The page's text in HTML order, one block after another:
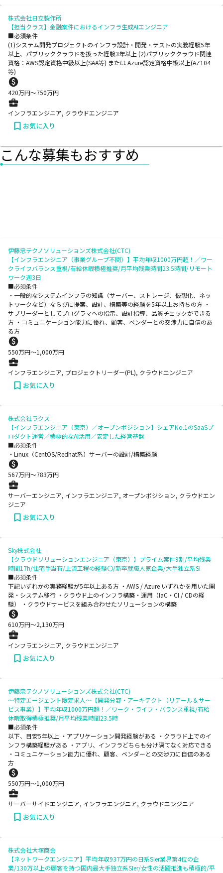
株式会社日立製作所
【担当クラス】金融案件におけるインフラ生成AIエンジニア
■必須条件
(1)システム開発プロジェクトのインフラ設計・開発・テストの実務経験5年
以上、パブリッククラウドを扱った経験3年以上 (2)パブリッククラウド関連
資格：AWS認定資格中級以上(SAA等) または Azure認定資格中級以上(AZ104
等)
420万円〜750万円
インフラエンジニア, クラウドエンジニア
お気に入り
こんな募集もおすすめ
伊藤忠テクノソリューションズ株式会社(CTC)
【インフラエンジニア（事業グループ不問）】平均年収1000万円超！／ワー
クライフバランス重視/有給休暇積極推奨/月平均残業時間23.5時間/リモート
ワーク週3日
■必須条件
・一般的なシステムインフラの知識（サーバー、ストレージ、仮想化、ネッ
トワークなど）ならびに提案、設計、構築等の経験を5年以上お持ちの方 ・
サブリーダーとしてプログラマへの指示、設計指導、品質チェックができる
方 ・コミュニケーション能力に優れ、顧客、ベンダーとの交渉力に自信のあ
る方
550万円〜1,000万円
インフラエンジニア, プロジェクトリーダー(PL), クラウドエンジニア
お気に入り
株式会社ラクス
【インフラエンジニア（東京）／オープンポジション】シェアNo.1のSaaSプ
ロダクト運営／積極的なAI活用／安定した経営基盤
■必須条件
・Linux（CentOS/Redhat系）サーバーの設計/構築経験
567万円〜783万円
サーバーエンジニア, インフラエンジニア, オープンポジション, クラウドエン
ジニア
お気に入り
Sky株式会社
【クラウドソリューションエンジニア（東京）】プライム案件9割/平均残業
時間17h/住宅手当有/上流工程の経験〇/新卒就職人気企業/大手独立系SI
■必須条件
下記いずれかの実務経験が5年以上ある方 ・AWS / Azure いずれかを用いた開
発・システム移行 ・クラウド上のインフラ構築・運用（IaC・CI / CDの経
験） ・クラウドサービスを組み合わせたソリューションの構築
610万円〜2,130万円
インフラエンジニア, クラウドエンジニア
お気に入り
伊藤忠テクノソリューションズ株式会社(CTC)
～特定エージェント限定求人～【開発分野・アーキテクト（リテール＆サー
ビス事業）】平均年収1000万円超！／ワーク・ライフ・バランス重視/有給
休暇取得積極推奨/月平均残業時間23.5時
■必須条件
以下、目安5年以上 ・アプリケーション開発経験がある ・クラウド上でのイ
ンフラ構築経験がある ・アプリ、インフラどちらも分け隔てなく対応できる
・コミュニケーション能力に優れ、顧客、ベンダーとの交渉力に自信のある
方
550万円〜1,000万円
サーバーサイドエンジニア, インフラエンジニア, クラウドエンジニア
お気に入り
株式会社大塚商会
【ネットワークエンジニア】平均年収937万円の日系SIer業界第4位の企
業/130万以上の顧客を持つ国内最大手独立系SIer/女性の活躍推進も積極的/平